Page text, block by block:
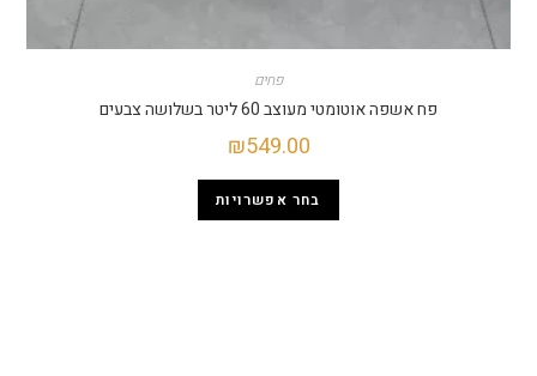
פחים
פח אשפה אוטומטי מעוצב 60 ליטר בשלושה צבעים
₪549.00
בחר אפשרויות